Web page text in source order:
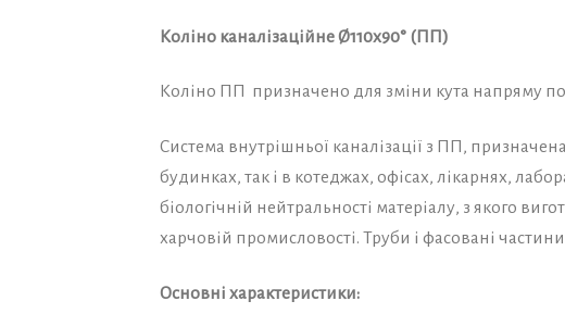
Коліно каналізаційне Ø110х90° (ПП)
Коліно ПП призначено для зміни кута напряму
Система внутрішньої каналізації з ПП,
будинках, так і в котеджах, офісах, лікарнях,
біологічній нейтральності матеріалу, з якого
харчовій промисловості. Труби і фасовані
Основні характеристики: